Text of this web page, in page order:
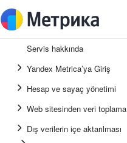
Servis hakkında
Yandex Metrica’ya Giriş
Hesap ve sayaç yönetimi
Web sitesinden veri toplama
Dış verilerin içe aktarılması